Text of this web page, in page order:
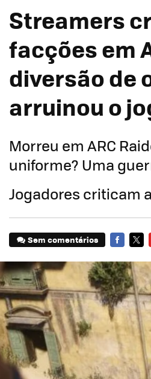
Streamers
facções em
diversão de
arruinou o
Morreu em ARC
uniforme? Uma
Jogadores criticam
Sem comentários